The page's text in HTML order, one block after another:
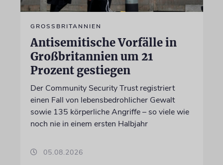
GROSSBRITANNIEN
Antisemitische Vorfälle in
Großbritannien um 21
Prozent gestiegen
Der Community Security Trust registriert
einen Fall von lebensbedrohlicher Gewalt
sowie 135 körperliche Angriffe – so viele wie
noch nie in einem ersten Halbjahr
05.08.2026